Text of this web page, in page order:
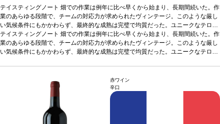
テイスティングノート 畑での作業は例年に比べ早くから始まり、長期間続いた。作
業のあらゆる段階で、チームの対応力が求められたヴィンテージ。このような厳し
い気候条件にもかかわらず、最終的な成熟は完璧で均質だった。ユニークなテロワ
ールは深みのある、エレガントで複雑、かつまっすぐなカベルネを、そして滑らか
で空気感のあるメルローを生み出した。気品があり、フレッシュでリッチなグラ
ン・ヴァンは、美しいアロマの複雑さを持ち、極めてエレガント。葡萄品種80%
テイスティングノート 畑での作業は例年に比べ早くから始まり、長期間続いた。作
業のあらゆる段階で、チームの対応力が求められたヴィンテージ。このような厳し
い気候条件にもかかわらず、最終的な成熟は完璧で均質だった。ユニークなテロワ
ン・ヴァンは、美しいアロマの複雑さを持ち、極めてエレガント。
カベルネ・ソーヴィニヨン、15% カベルネ・フラン、5% メルロー
赤ワイン
辛口